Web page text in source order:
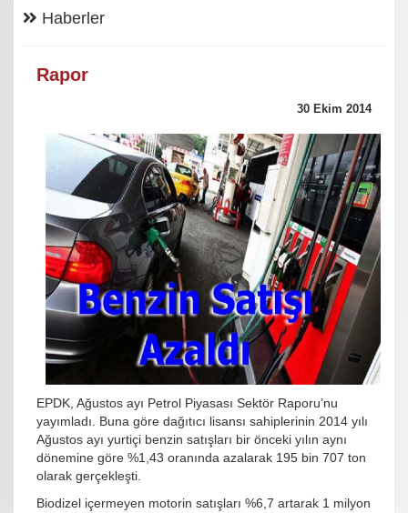
Haberler
Rapor
30 Ekim 2014
EPDK, Ağustos ayı Petrol Piyasası Sektör Raporu’nu
yayımladı. Buna göre dağıtıcı lisansı sahiplerinin 2014 yılı
Ağustos ayı yurtiçi benzin satışları bir önceki yılın aynı
dönemine göre %1,43 oranında azalarak 195 bin 707 ton
olarak gerçekleşti.
Biodizel içermeyen motorin satışları %6,7 artarak 1 milyon